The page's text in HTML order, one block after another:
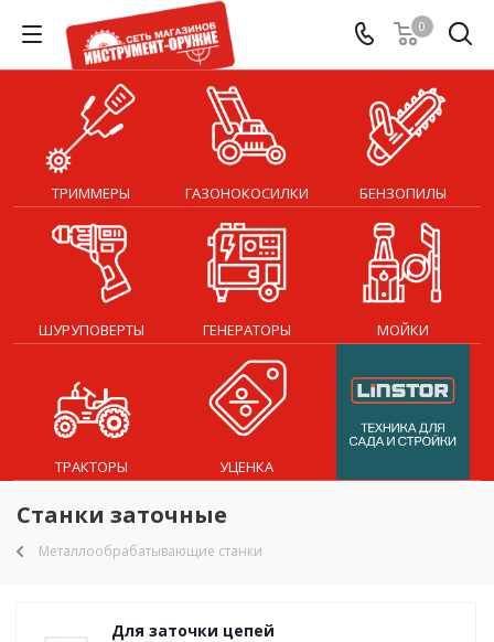
0
ТРИММЕРЫ ГАЗОНОКОСИЛКИ БЕНЗОПИЛЫ
ШУРУПОВЕРТЫ ГЕНЕРАТОРЫ МОЙКИ
ТРАКТОРЫ УЦЕНКА
Станки заточные
Металлообрабатывающие станки
Для заточки цепей